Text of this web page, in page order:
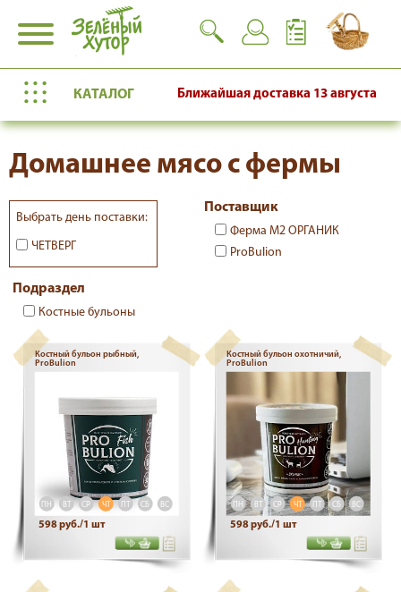
КАТАЛОГ Ближайшая доставка 13 августа
Домашнее мясо с фермы
Выбрать день поставки:
ЧЕТВЕРГ
Подраздел
Костные бульоны
Поставщик
Ферма М2 ОРГАНИК
ProBulion
Костный бульон рыбный,
ProBulion
ПН ВТ СР ЧТ ПТ СБ ВС
598 руб./1 шт
Костный бульон охотничий,
ProBulion
ПН ВТ СР ЧТ ПТ СБ ВС
598 руб./1 шт